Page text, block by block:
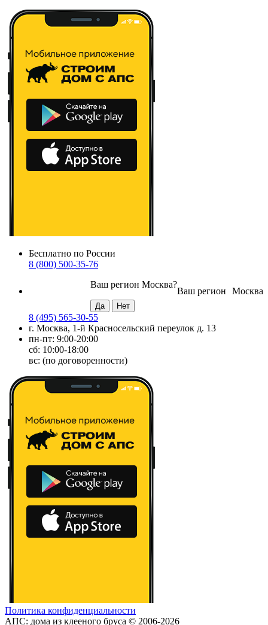
Бесплатно по России
8 (800) 500-35-76
Москва
Ваш регион
Ваш регион Москва?
8 (495) 565-30-55
г. Москва, 1-й Красносельский переулок д. 13
пн-пт: 9:00-20:00
сб: 10:00-18:00
вс: (по договоренности)
Политика конфиденциальности
АПС: дома из клееного бруса © 2006-2026